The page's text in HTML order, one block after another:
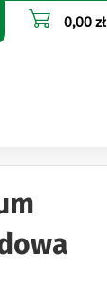
0,00 zł